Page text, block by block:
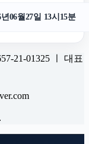
06월27일 13시15분
21-01325 ㅣ 대표